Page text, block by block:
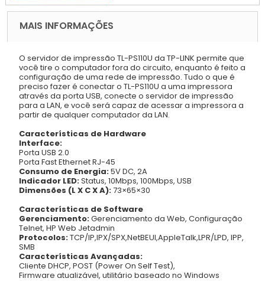
MAIS INFORMAÇÕES
O servidor de impressão TL-PS110U da TP-LINK permite que
você tire o computador fora do circuito, enquanto é feito a
configuração de uma rede de impressão. Tudo o que é
preciso fazer é conectar o TL-PS110U a uma impressora
através da porta USB, conecte o servidor de impressão
para a LAN, e você será capaz de acessar a impressora a
partir de qualquer computador da LAN.
Características de Hardware
Interface:
Porta USB 2.0
Porta Fast Ethernet RJ-45
Consumo de Energia:5V DC, 2A
Indicador LED:Status, 10Mbps, 100Mbps, USB
Dimensões (L X C X A):73×65×30
Características de Software
Gerenciamento:Gerenciamento da Web, Configuração
Telnet, HP Web Jetadmin
Protocolos:TCP/IP,IPX/SPX,NetBEUI,AppleTalk,LPR/LPD, IPP,
SMB
Características Avançadas:
Cliente DHCP, POST (Power On Self Test),
Firmware atualizável, utilitário baseado no Windows